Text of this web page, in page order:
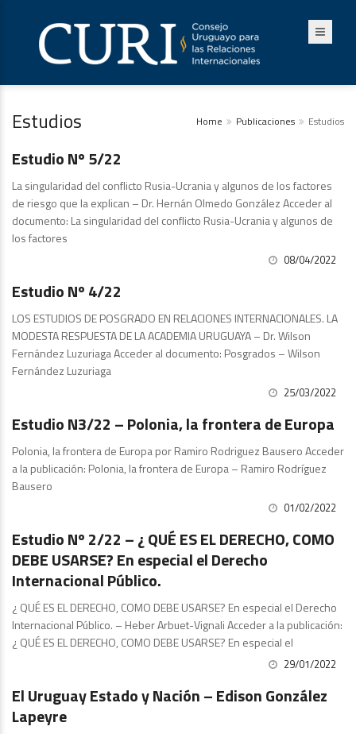
Estudios Home Publicaciones Estudios
Publicaciones
Estudio Nº 5/22
La singularidad del conflicto Rusia-Ucrania y algunos de los factores
de riesgo que la explican – Dr. Hernán Olmedo González Acceder al
documento: La singularidad del conflicto Rusia-Ucrania y algunos de
los factores
08/04/2022
Estudio Nº 4/22
LOS ESTUDIOS DE POSGRADO EN RELACIONES INTERNACIONALES. LA
MODESTA RESPUESTA DE LA ACADEMIA URUGUAYA – Dr. Wilson
Fernández Luzuriaga Acceder al documento: Posgrados – Wilson
Fernández Luzuriaga
25/03/2022
Estudio N3/22 – Polonia, la frontera de Europa
Polonia, la frontera de Europa por Ramiro Rodriguez Bausero Acceder
a la publicación: Polonia, la frontera de Europa – Ramiro Rodríguez
Bausero
01/02/2022
Estudio Nº 2/22 – ¿ QUÉ ES EL DERECHO, COMO
DEBE USARSE? En especial el Derecho
Internacional Público.
¿ QUÉ ES EL DERECHO, COMO DEBE USARSE? En especial el Derecho
Internacional Público. – Heber Arbuet-Vignali Acceder a la publicación:
¿ QUÉ ES EL DERECHO, COMO DEBE USARSE? En especial el
29/01/2022
El Uruguay Estado y Nación – Edison González
Lapeyre